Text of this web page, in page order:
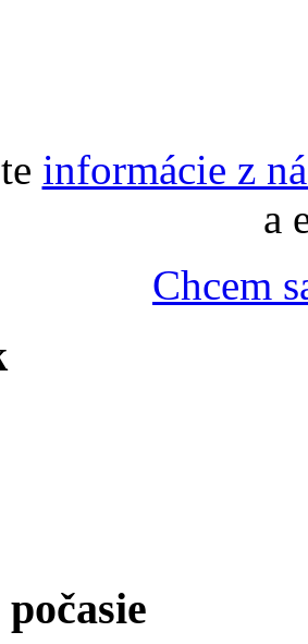
informácie z
a
Chcem